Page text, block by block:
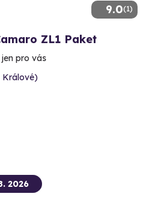
9.0(1)
ZL1 Paket
pro vás
Králové)
2026